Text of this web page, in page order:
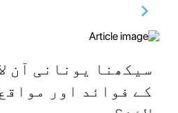
سیکھنا یونانی آن
کے فوائد اور